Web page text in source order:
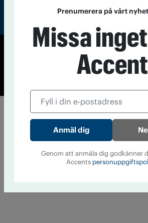
© Tidningen Accent 2026
Cookiepolicy
Prenumerera på vårt
Missa
Accent
Genom att anmäla dig godkänner
Accents